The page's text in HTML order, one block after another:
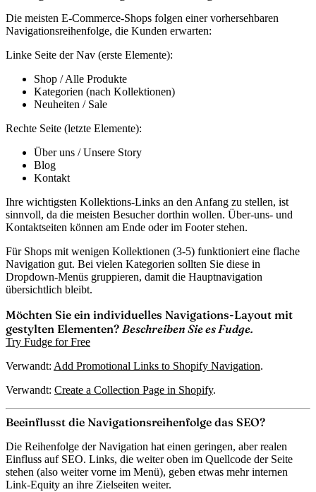
Die meisten E-Commerce-Shops folgen einer vorhersehbaren
Navigationsreihenfolge, die Kunden erwarten:
Linke Seite der Nav (erste Elemente):
Shop / Alle Produkte
Kategorien (nach Kollektionen)
Neuheiten / Sale
Rechte Seite (letzte Elemente):
Über uns / Unsere Story
Blog
Kontakt
Ihre wichtigsten Kollektions-Links an den Anfang zu stellen, ist
sinnvoll, da die meisten Besucher dorthin wollen. Über-uns- und
Kontaktseiten können am Ende oder im Footer stehen.
Für Shops mit wenigen Kollektionen (3-5) funktioniert eine flache
Navigation gut. Bei vielen Kategorien sollten Sie diese in
Dropdown-Menüs gruppieren, damit die Hauptnavigation
übersichtlich bleibt.
Möchten Sie ein individuelles Navigations-Layout mit
gestylten Elementen? Beschreiben Sie es Fudge.
Try Fudge for Free
Verwandt: Add Promotional Links to Shopify Navigation.
Verwandt: Create a Collection Page in Shopify.
Beeinflusst die Navigationsreihenfolge das SEO?
Die Reihenfolge der Navigation hat einen geringen, aber realen
Einfluss auf SEO. Links, die weiter oben im Quellcode der Seite
stehen (also weiter vorne im Menü), geben etwas mehr internen
Link-Equity an ihre Zielseiten weiter.